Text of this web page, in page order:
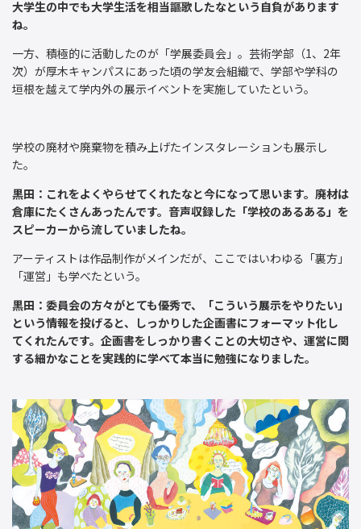
大学生の中でも大学生活を相当謳歌したなという自負があります
ね。
一方、積極的に活動したのが「学展委員会」。芸術学部（1、2年
次）が厚木キャンパスにあった頃の学友会組織で、学部や学科の
垣根を越えて学内外の展示イベントを実施していたという。
学校の廃材や廃棄物を積み上げたインスタレーションも展示し
た。
黒田：これをよくやらせてくれたなと今になって思います。廃材は
倉庫にたくさんあったんです。音声収録した「学校のあるある」を
スピーカーから流していましたね。
アーティストは作品制作がメインだが、ここではいわゆる「裏方」
「運営」も学べたという。
黒田：委員会の方々がとても優秀で、「こういう展示をやりたい」
という情報を投げると、しっかりした企画書にフォーマット化し
てくれたんです。企画書をしっかり書くことの大切さや、運営に関
する細かなことを実践的に学べて本当に勉強になりました。